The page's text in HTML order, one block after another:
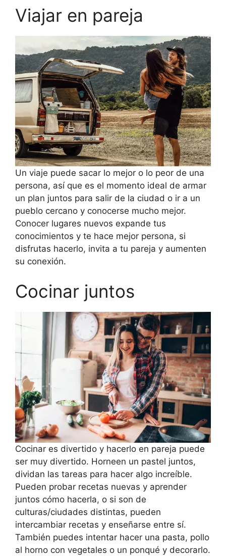
Viajar en pareja
Un viaje puede sacar lo mejor o lo peor de una
persona, así que es el momento ideal de armar
un plan juntos para salir de la ciudad o ir a un
pueblo cercano y conocerse mucho mejor.
Conocer lugares nuevos expande tus
conocimientos y te hace mejor persona, si
disfrutas hacerlo, invita a tu pareja y aumenten
su conexión.
Cocinar juntos
Cocinar es divertido y hacerlo en pareja puede
ser muy divertido. Horneen un pastel juntos,
dividan las tareas para hacer algo increíble.
Pueden probar recetas nuevas y aprender
juntos cómo hacerla, o si son de
culturas/ciudades distintas, pueden
intercambiar recetas y enseñarse entre sí.
También puedes intentar hacer una pasta, pollo
al horno con vegetales o un ponqué y decorarlo.